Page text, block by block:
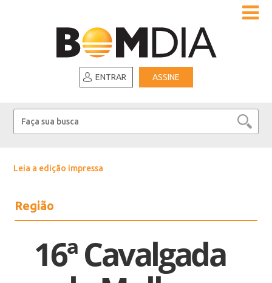
ENTRAR ASSINE
Leia a edição impressa
Região
16ª Cavalgada